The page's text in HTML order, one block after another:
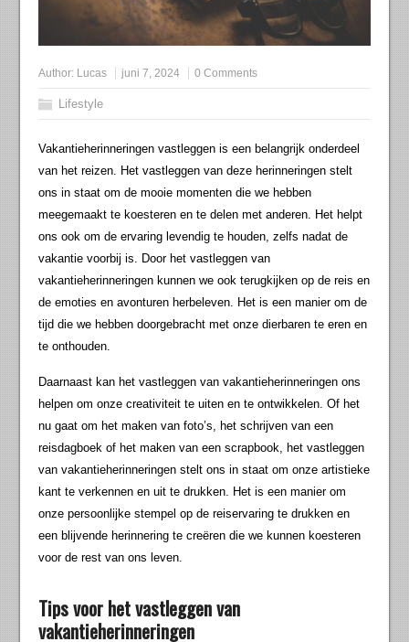
Author: Lucas juni 7, 2024 0 Comments
Lifestyle
Vakantieherinneringen vastleggen is een belangrijk onderdeel
van het reizen. Het vastleggen van deze herinneringen stelt
ons in staat om de mooie momenten die we hebben
meegemaakt te koesteren en te delen met anderen. Het helpt
ons ook om de ervaring levendig te houden, zelfs nadat de
vakantie voorbij is. Door het vastleggen van
vakantieherinneringen kunnen we ook terugkijken op de reis en
de emoties en avonturen herbeleven. Het is een manier om de
tijd die we hebben doorgebracht met onze dierbaren te eren en
te onthouden.
Daarnaast kan het vastleggen van vakantieherinneringen ons
helpen om onze creativiteit te uiten en te ontwikkelen. Of het
nu gaat om het maken van foto’s, het schrijven van een
reisdagboek of het maken van een scrapbook, het vastleggen
van vakantieherinneringen stelt ons in staat om onze artistieke
kant te verkennen en uit te drukken. Het is een manier om
onze persoonlijke stempel op de reiservaring te drukken en
een blijvende herinnering te creëren die we kunnen koesteren
voor de rest van ons leven.
Tips voor het vastleggen van
vakantieherinneringen